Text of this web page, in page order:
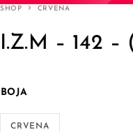
SHOP CRVENA
I.Z.M – 142 –
BOJA
CRVENA